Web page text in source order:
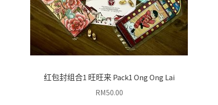
红包封组合1 旺旺来 Pack1 Ong Ong Lai
RM50.00